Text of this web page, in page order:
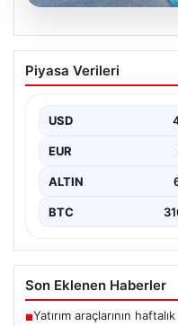
08.08.2026
Bozkırın
Köpekleri Güzellik
Çoban Köpekleri ve
Standartları…
Piyasa Verileri
USD
EUR
ALTIN
BTC
Son Eklenen Haberler
■Yatırım araçlarının